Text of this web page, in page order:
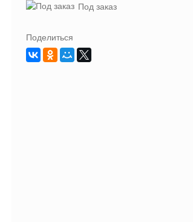
Под заказ
Поделиться